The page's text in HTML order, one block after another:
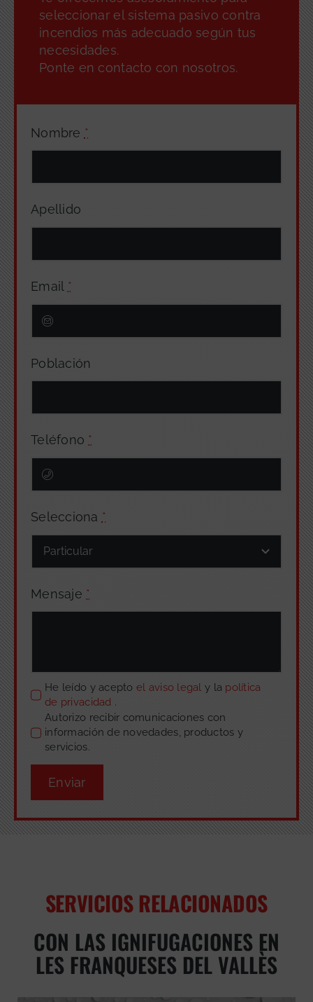
Nombre *
Apellido
Email *
Población
Teléfono *
Selecciona *
Mensaje *
He leído y acepto el aviso legaly la política
de privacidad .
Autorizo recibir comunicaciones con
información de novedades, productos y
servicios.
Enviar
seleccionar el sistema pasivo contra
incendios más adecuado según tus
necesidades.
Ponte en contacto con nosotros.
SERVICIOS RELACIONADOS
CON LAS IGNIFUGACIONES EN
LES FRANQUESES DEL VALLÈS